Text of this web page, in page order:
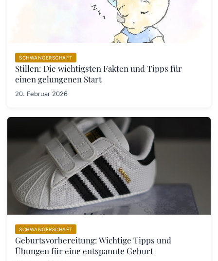
SCHWANGERSCHAFT
Stillen: Die wichtigsten Fakten und Tipps für
einen gelungenen Start
20. Februar 2026
SCHWANGERSCHAFT
Geburtsvorbereitung: Wichtige Tipps und
Übungen für eine entspannte Geburt